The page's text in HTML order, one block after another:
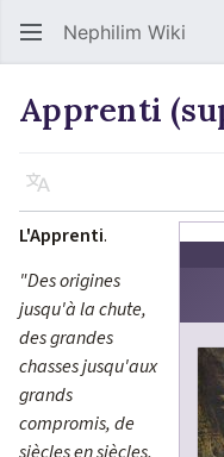
Nephilim Wiki
Apprenti
Langue
L'Apprenti.
"Des origines
jusqu'à la chute,
des grandes
chasses jusqu'aux
grands
compromis, de